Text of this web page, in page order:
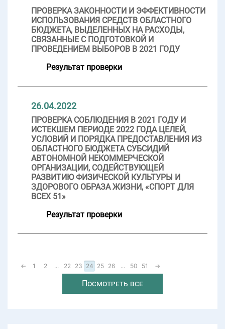
ПРОВЕРКА ЗАКОННОСТИ И ЭФФЕКТИВНОСТИ
ИСПОЛЬЗОВАНИЯ СРЕДСТВ ОБЛАСТНОГО
БЮДЖЕТА, ВЫДЕЛЕННЫХ НА РАСХОДЫ,
СВЯЗАННЫЕ С ПОДГОТОВКОЙ И
ПРОВЕДЕНИЕМ ВЫБОРОВ В 2021 ГОДУ
Результат проверки
26.04.2022
ПРОВЕРКА СОБЛЮДЕНИЯ В 2021 ГОДУ И
ИСТЕКШЕМ ПЕРИОДЕ 2022 ГОДА ЦЕЛЕЙ,
УСЛОВИЙ И ПОРЯДКА ПРЕДОСТАВЛЕНИЯ ИЗ
ОБЛАСТНОГО БЮДЖЕТА СУБСИДИЙ
АВТОНОМНОЙ НЕКОММЕРЧЕСКОЙ
ОРГАНИЗАЦИИ, СОДЕЙСТВУЮЩЕЙ
РАЗВИТИЮ ФИЗИЧЕСКОЙ КУЛЬТУРЫ И
ЗДОРОВОГО ОБРАЗА ЖИЗНИ, «СПОРТ ДЛЯ
ВСЕХ 51»
Результат проверки
← 1 2 ... 22 23 24 25 26 ... 50 51 →
Посмотреть все